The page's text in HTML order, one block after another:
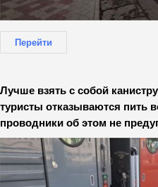
Перейти
Лучше взять с собой
туристы отказываются пить
проводники об этом не